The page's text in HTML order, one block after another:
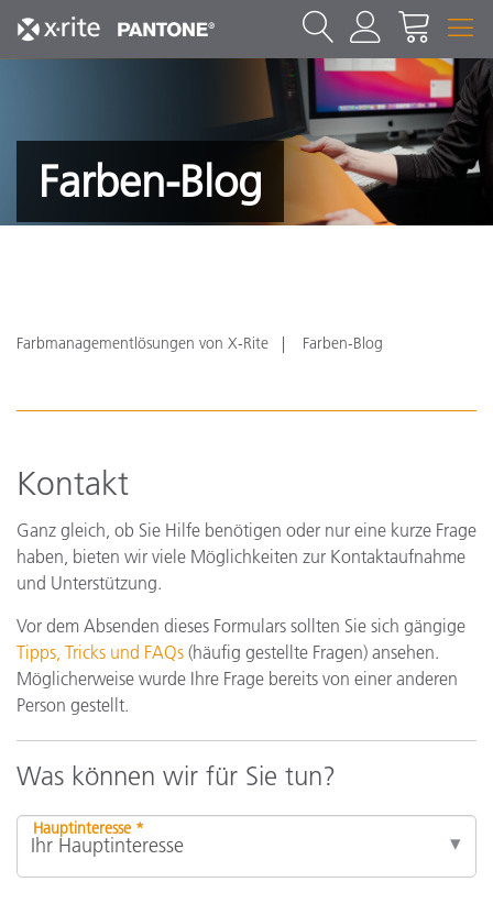
Farben-Blog
Farbmanagementlösungen von X-Rite Farben-Blog
Kontakt
Ganz gleich, ob Sie Hilfe benötigen oder nur eine kurze Frage
haben, bieten wir viele Möglichkeiten zur Kontaktaufnahme
und Unterstützung.
Vor dem Absenden dieses Formulars sollten Sie sich gängige
Tipps, Tricks und FAQs (häufig gestellte Fragen) ansehen.
Möglicherweise wurde Ihre Frage bereits von einer anderen
Person gestellt.
Was können wir für Sie tun?
Hauptinteresse *